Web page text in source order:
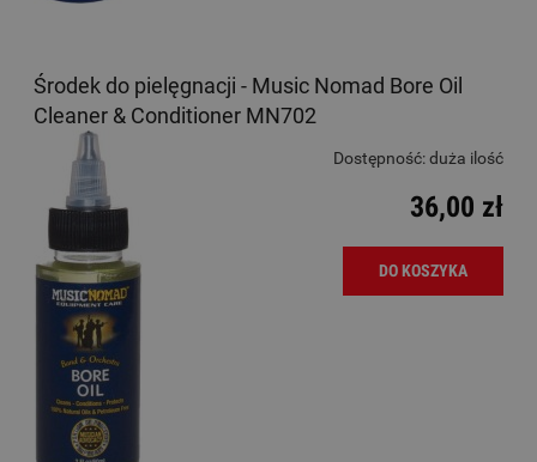
Środek do pielęgnacji - Music Nomad Bore Oil
Cleaner & Conditioner MN702
Dostępność:duża ilość
36,00 zł
DO KOSZYKA